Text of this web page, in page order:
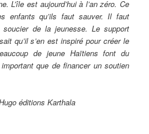
L’île est aujourd’hui à l’an zéro. Ce
enfants qu’ils faut sauver. Il faut
soucier de la jeunesse. Le support
qu’il s’en est inspiré pour créer le
de jeune Haïtiens font du
que de financer un soutien
éditions Karthala